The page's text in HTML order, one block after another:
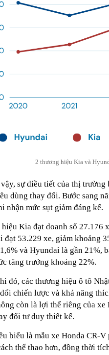
2 thương hiệu Kia và
sự điều tiết của thị
dùng thay đổi. Bước sang
nhận mức sụt giảm đáng kể.
Kia đạt doanh số 27.176
đạt 53.229 xe, giảm khoảng
và Hyundai là gần 21%,
tăng trưởng khoảng 22%.
đó, các thương hiệu ô tô
chiến lược và khả năng
còn là lợi thế riêng của xe
đổi tư duy thiết kế.
biểu là mẫu xe Honda CR-
thể thao hơn, đồng thời